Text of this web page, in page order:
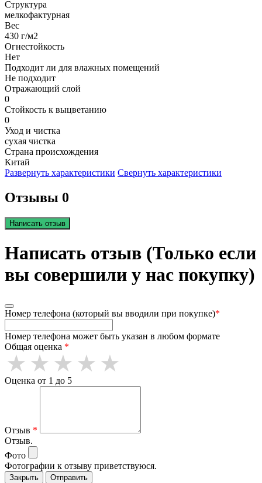
Структура
мелкофактурная
Вес
430 г/м2
Огнестойкость
Нет
Подходит ли для влажных помещений
Не подходит
Отражающий слой
0
Стойкость к выцветанию
0
Уход и чистка
сухая чистка
Страна происхождения
Китай
Развернуть характеристики Свернуть характеристики
Отзывы 0
Написать отзыв
Написать отзыв (Только если
вы совершили у нас покупку)
Номер телефона (который вы вводили при покупке)*
Номер телефона может быть указан в любом формате
Общая оценка *
Оценка от 1 до 5
Отзыв *
Отзыв.
Фото
Фотографии к отзыву приветствуюся.
Закрыть Отправить